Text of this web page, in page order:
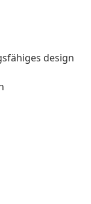
design